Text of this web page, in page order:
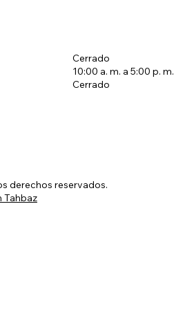
Cerrado
10:00 a. m. a 5:00 p. m.
Cerrado
derechos reservados.
Tahbaz